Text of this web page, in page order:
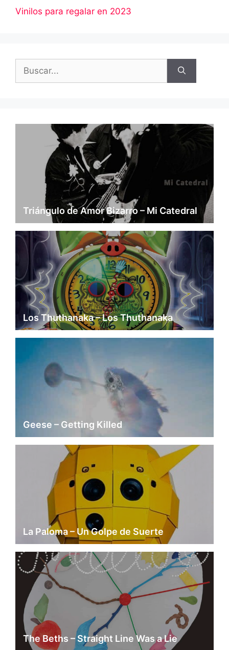
Vinilos para regalar en 2023
Triángulo de Amor Bizarro – Mi Catedral
Los Thuthanaka – Los Thuthanaka
Geese – Getting Killed
La Paloma – Un Golpe de Suerte
The Beths – Straight Line Was a Lie